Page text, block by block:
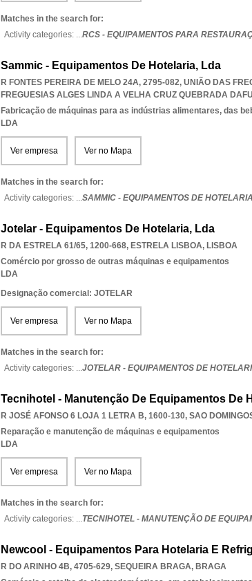
Matches in the search for:
Activity categories: ...RCS - EQUIPAMENTOS PARA
Sammic - Equipamentos De Hotelaria, Lda
R FONTES PEREIRA DE MELO 24A, 2795-082, UNIÃO DAS
FREGUESIAS ALGES LINDA A VELHA CRUZ QUEBRADA
Fabricação de máquinas para as indústrias alimentares, das
LDA
Ver empresa Ver no Mapa
Matches in the search for:
Activity categories: ...SAMMIC - EQUIPAMENTOS DE
Jotelar - Equipamentos De Hotelaria, Lda
R DA ESTRELA 61/65, 1200-668, ESTRELA LISBOA, LISBOA
Comércio por grosso de outras máquinas e equipamentos
LDA
Designação comercial: JOTELAR
Ver empresa Ver no Mapa
Matches in the search for:
Activity categories: ...JOTELAR - EQUIPAMENTOS DE
Tecnihotel - Manutenção De Equipamentos De
R JOSÉ AFONSO 6 LOJA 1 LETRA B, 1600-130, SAO
Reparação e manutenção de máquinas e equipamentos
LDA
Ver empresa Ver no Mapa
Matches in the search for:
Activity categories: ...TECNIHOTEL - MANUTENÇÃO DE
Newcool - Equipamentos Para Hotelaria E
R DO ARINHO 4B, 4705-629, SEQUEIRA BRAGA, BRAGA